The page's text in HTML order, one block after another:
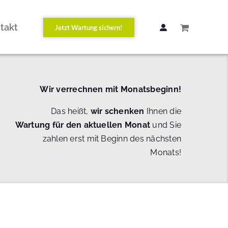
Jetzt Wartung sichern!
Wir verrechnen mit Monatsbeginn!
Das heißt, wir schenken Ihnen die
Wartung für den aktuellen Monat und Sie
zahlen erst mit Beginn des nächsten
Monats!